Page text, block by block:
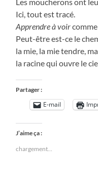
Ici, tout est tracé.
Apprendreà voir
Peut-être est-ce le
la mie, la mie tendre,
la racine qui ouvre le
Partager :
E-mail
J’aime ça :
chargement…